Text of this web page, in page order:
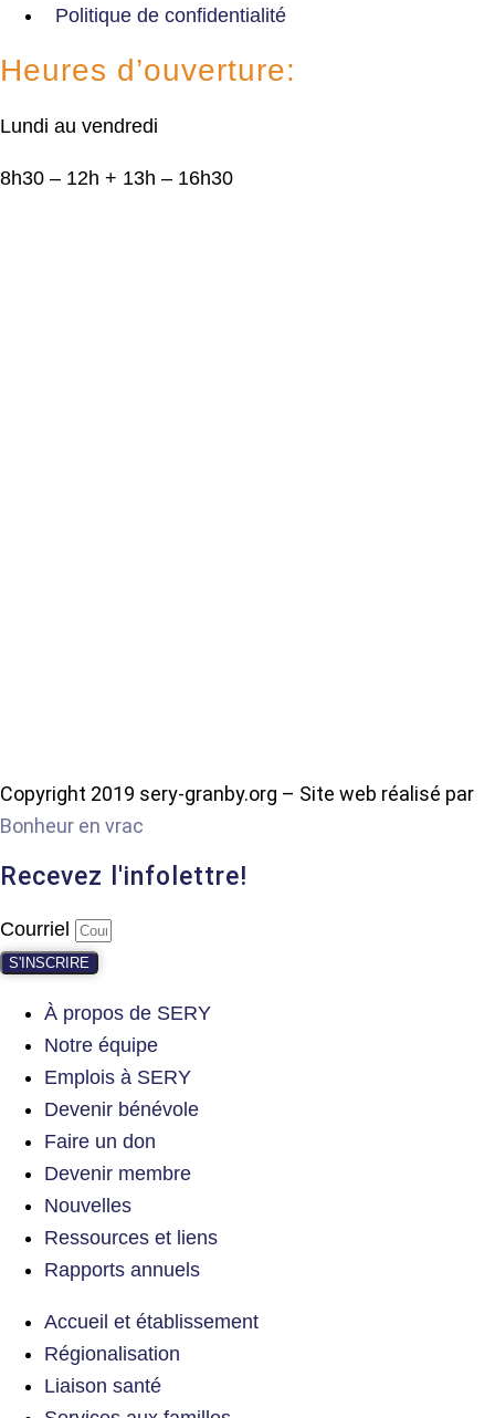
Politique de confidentialité
Heures d’ouverture:
Lundi au vendredi
8h30 – 12h + 13h – 16h30
Copyright 2019 sery-granby.org – Site web réalisé par
Bonheur en vrac
Recevez l'infolettre!
Courriel
S'INSCRIRE
À propos de SERY
Notre équipe
Emplois à SERY
Devenir bénévole
Faire un don
Devenir membre
Nouvelles
Ressources et liens
Rapports annuels
Accueil et établissement
Régionalisation
Liaison santé